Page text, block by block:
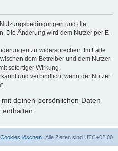
und die
Die Änderung wird dem Nutzer per E-
zu widersprechen. Im Falle
dem Betreiber und dem Nutzer
sofortiger Wirkung.
und verbindlich, wenn der Nutzer
deinen persönlichen Daten
Alle Zeiten sind UTC+02:00
löschen